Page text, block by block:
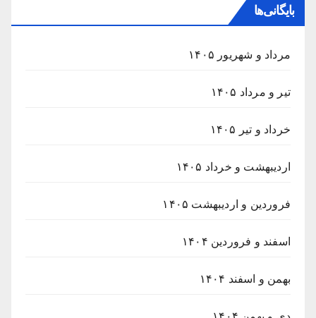
بایگانی‌ها
مرداد و شهریور ۱۴۰۵
تیر و مرداد ۱۴۰۵
خرداد و تیر ۱۴۰۵
اردیبهشت و خرداد ۱۴۰۵
فروردین و اردیبهشت ۱۴۰۵
اسفند و فروردین ۱۴۰۴
بهمن و اسفند ۱۴۰۴